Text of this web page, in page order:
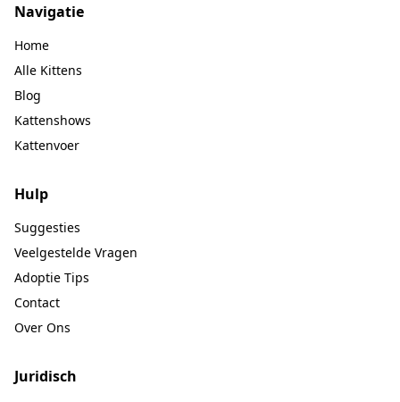
Navigatie
Home
Alle Kittens
Blog
Kattenshows
Kattenvoer
Hulp
Suggesties
Veelgestelde Vragen
Adoptie Tips
Contact
Over Ons
Juridisch